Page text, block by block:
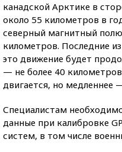
канадской Арктике в
около 55 километров в
северный магнитный
километров. Последние
это движение будет
— не более 40
двигается, но медленнее
Специалистам
данные при калибровке
систем, в том числе